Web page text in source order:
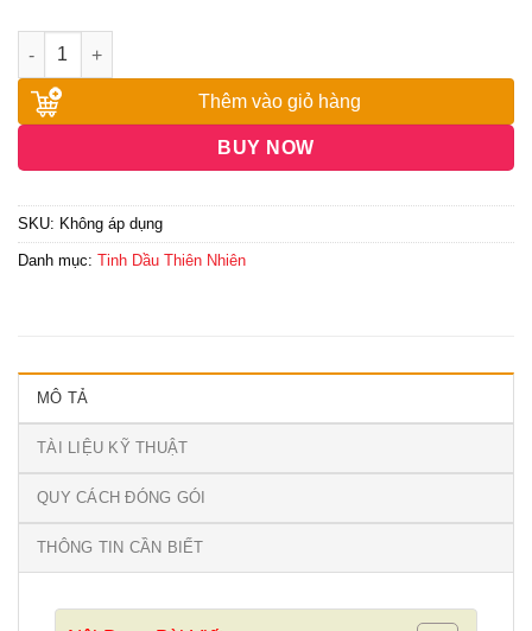
Thêm vào giỏ hàng
BUY NOW
SKU: Không áp dụng
Danh mục: Tinh Dầu Thiên Nhiên
MÔ TẢ
TÀI LIỆU KỸ THUẬT
QUY CÁCH ĐÓNG GÓI
THÔNG TIN CẦN BIẾT